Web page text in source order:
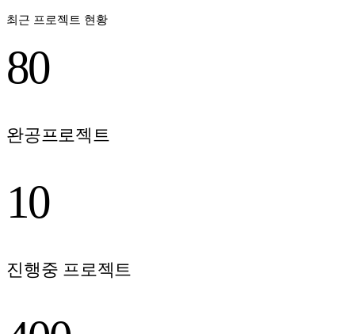
최근 프로젝트 현황
80
완공프로젝트
10
진행중 프로젝트